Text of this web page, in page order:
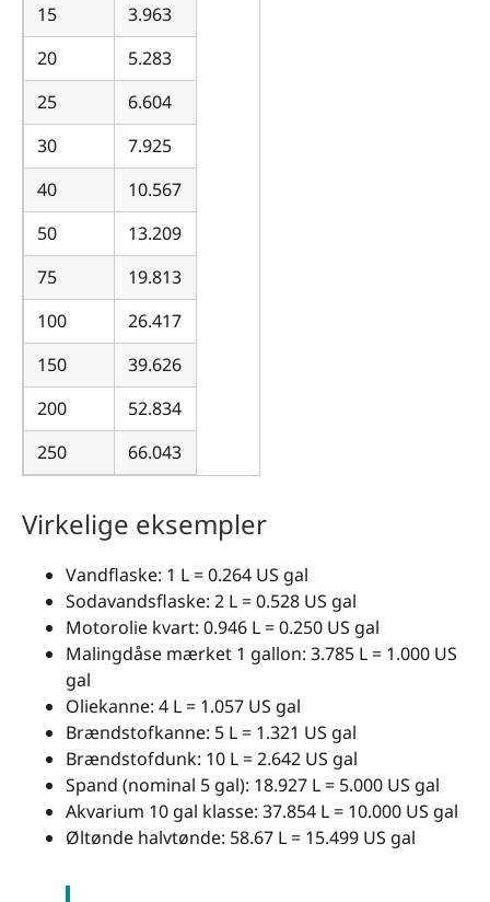
15
3.963
20
5.283
25
6.604
30
7.925
40
10.567
50
13.209
75
19.813
100
26.417
150
39.626
200
52.834
250
66.043
Virkelige eksempler
Vandflaske: 1 L = 0.264 US gal
Sodavandsflaske: 2 L = 0.528 US gal
Motorolie kvart: 0.946 L = 0.250 US gal
Malingdåse mærket 1 gallon: 3.785 L = 1.000 US
gal
Oliekanne: 4 L = 1.057 US gal
Brændstofkanne: 5 L = 1.321 US gal
Brændstofdunk: 10 L = 2.642 US gal
Spand (nominal 5 gal): 18.927 L = 5.000 US gal
Akvarium 10 gal klasse: 37.854 L = 10.000 US gal
Øltønde halvtønde: 58.67 L = 15.499 US gal